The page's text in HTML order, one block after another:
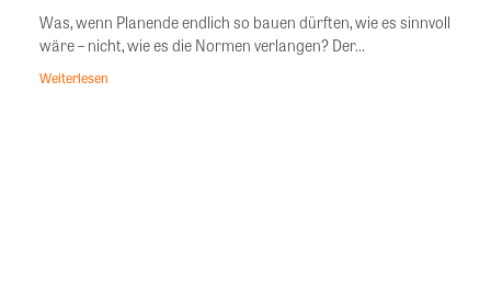
Was, wenn Planende endlich so bauen dürften, wie es sinnvoll
wäre – nicht, wie es die Normen verlangen? Der...
Weiterlesen